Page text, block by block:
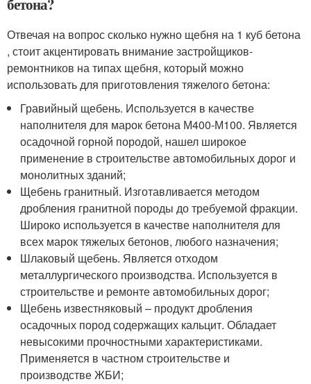
бетона?
Отвечая на вопрос сколько нужно щебня на 1 куб бетона
, стоит акцентировать внимание застройщиков-
ремонтников на типах щебня, который можно
использовать для приготовления тяжелого бетона:
Гравийный щебень. Используется в качестве
наполнителя для марок бетона М400-М100. Является
осадочной горной породой, нашел широкое
применение в строительстве автомобильных дорог и
монолитных зданий;
Щебень гранитный. Изготавливается методом
дробления гранитной породы до требуемой фракции.
Широко используется в качестве наполнителя для
всех марок тяжелых бетонов, любого назначения;
Шлаковый щебень. Является отходом
металлургического производства. Используется в
строительстве и ремонте автомобильных дорог;
Щебень известняковый – продукт дробления
осадочных пород содержащих кальцит. Обладает
невысокими прочностными характеристиками.
Применяется в частном строительстве и
производстве ЖБИ;